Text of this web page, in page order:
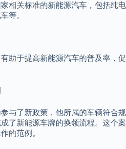
相关标准的新能源汽车，包括纯电
等。
助于提高新能源汽车的普及率，促
与了新政策，他所属的车辆符合规
了新能源车牌的换领流程。这个案
的范例。